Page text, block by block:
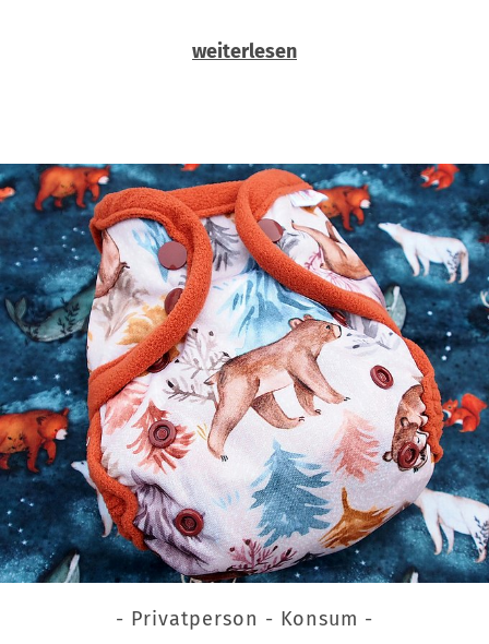
weiterlesen
- Privatperson - Konsum -